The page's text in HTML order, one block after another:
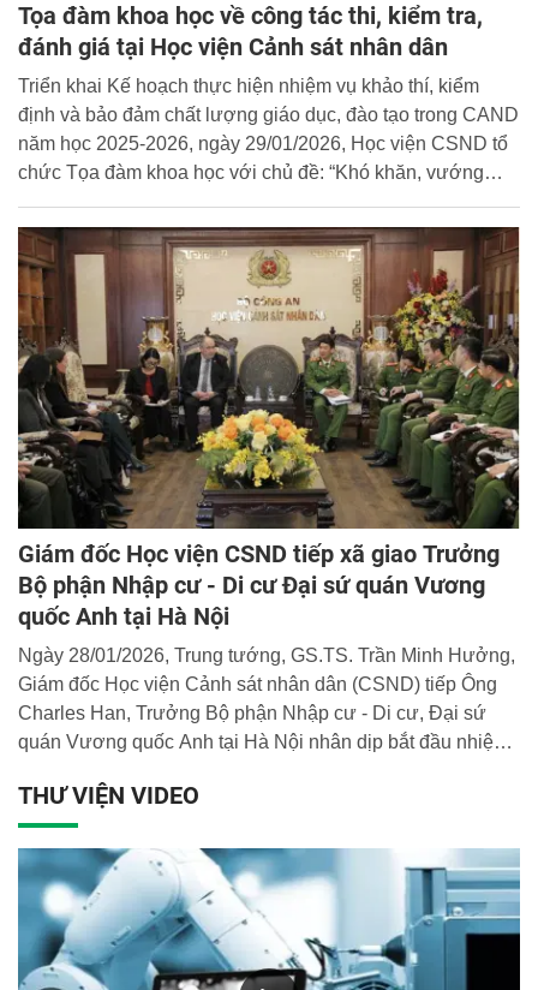
Tọa đàm khoa học về công tác thi, kiểm tra,
đánh giá tại Học viện Cảnh sát nhân dân
Triển khai Kế hoạch thực hiện nhiệm vụ khảo thí, kiểm
định và bảo đảm chất lượng giáo dục, đào tạo trong CAND
năm học 2025-2026, ngày 29/01/2026, Học viện CSND tổ
chức Tọa đàm khoa học với chủ đề: “Khó khăn, vướng
Cảnh sát nhân dân hiện nay - Kiến nghị và đề xuất”.
Giám đốc Học viện CSND tiếp xã giao Trưởng
Bộ phận Nhập cư - Di cư Đại sứ quán Vương
quốc Anh tại Hà Nội
Ngày 28/01/2026, Trung tướng, GS.TS. Trần Minh Hưởng,
Giám đốc Học viện Cảnh sát nhân dân (CSND) tiếp Ông
Charles Han, Trưởng Bộ phận Nhập cư - Di cư, Đại sứ
quán Vương quốc Anh tại Hà Nội nhân dịp bắt đầu nhiệm
người tiền nhiệm, nhân dịp kết thúc nhiệm kỳ.
THƯ VIỆN VIDEO